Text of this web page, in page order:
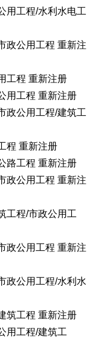
用工程/水利水电工
政公用工程 重新注
工程 重新注册
用工程 重新注册
政公用工程/建筑工
程 重新注册
路工程 重新注册
政公用工程 重新注
工程/市政公用工
政公用工程 重新注
政公用工程/水利水
筑工程 重新注册
用工程/建筑工